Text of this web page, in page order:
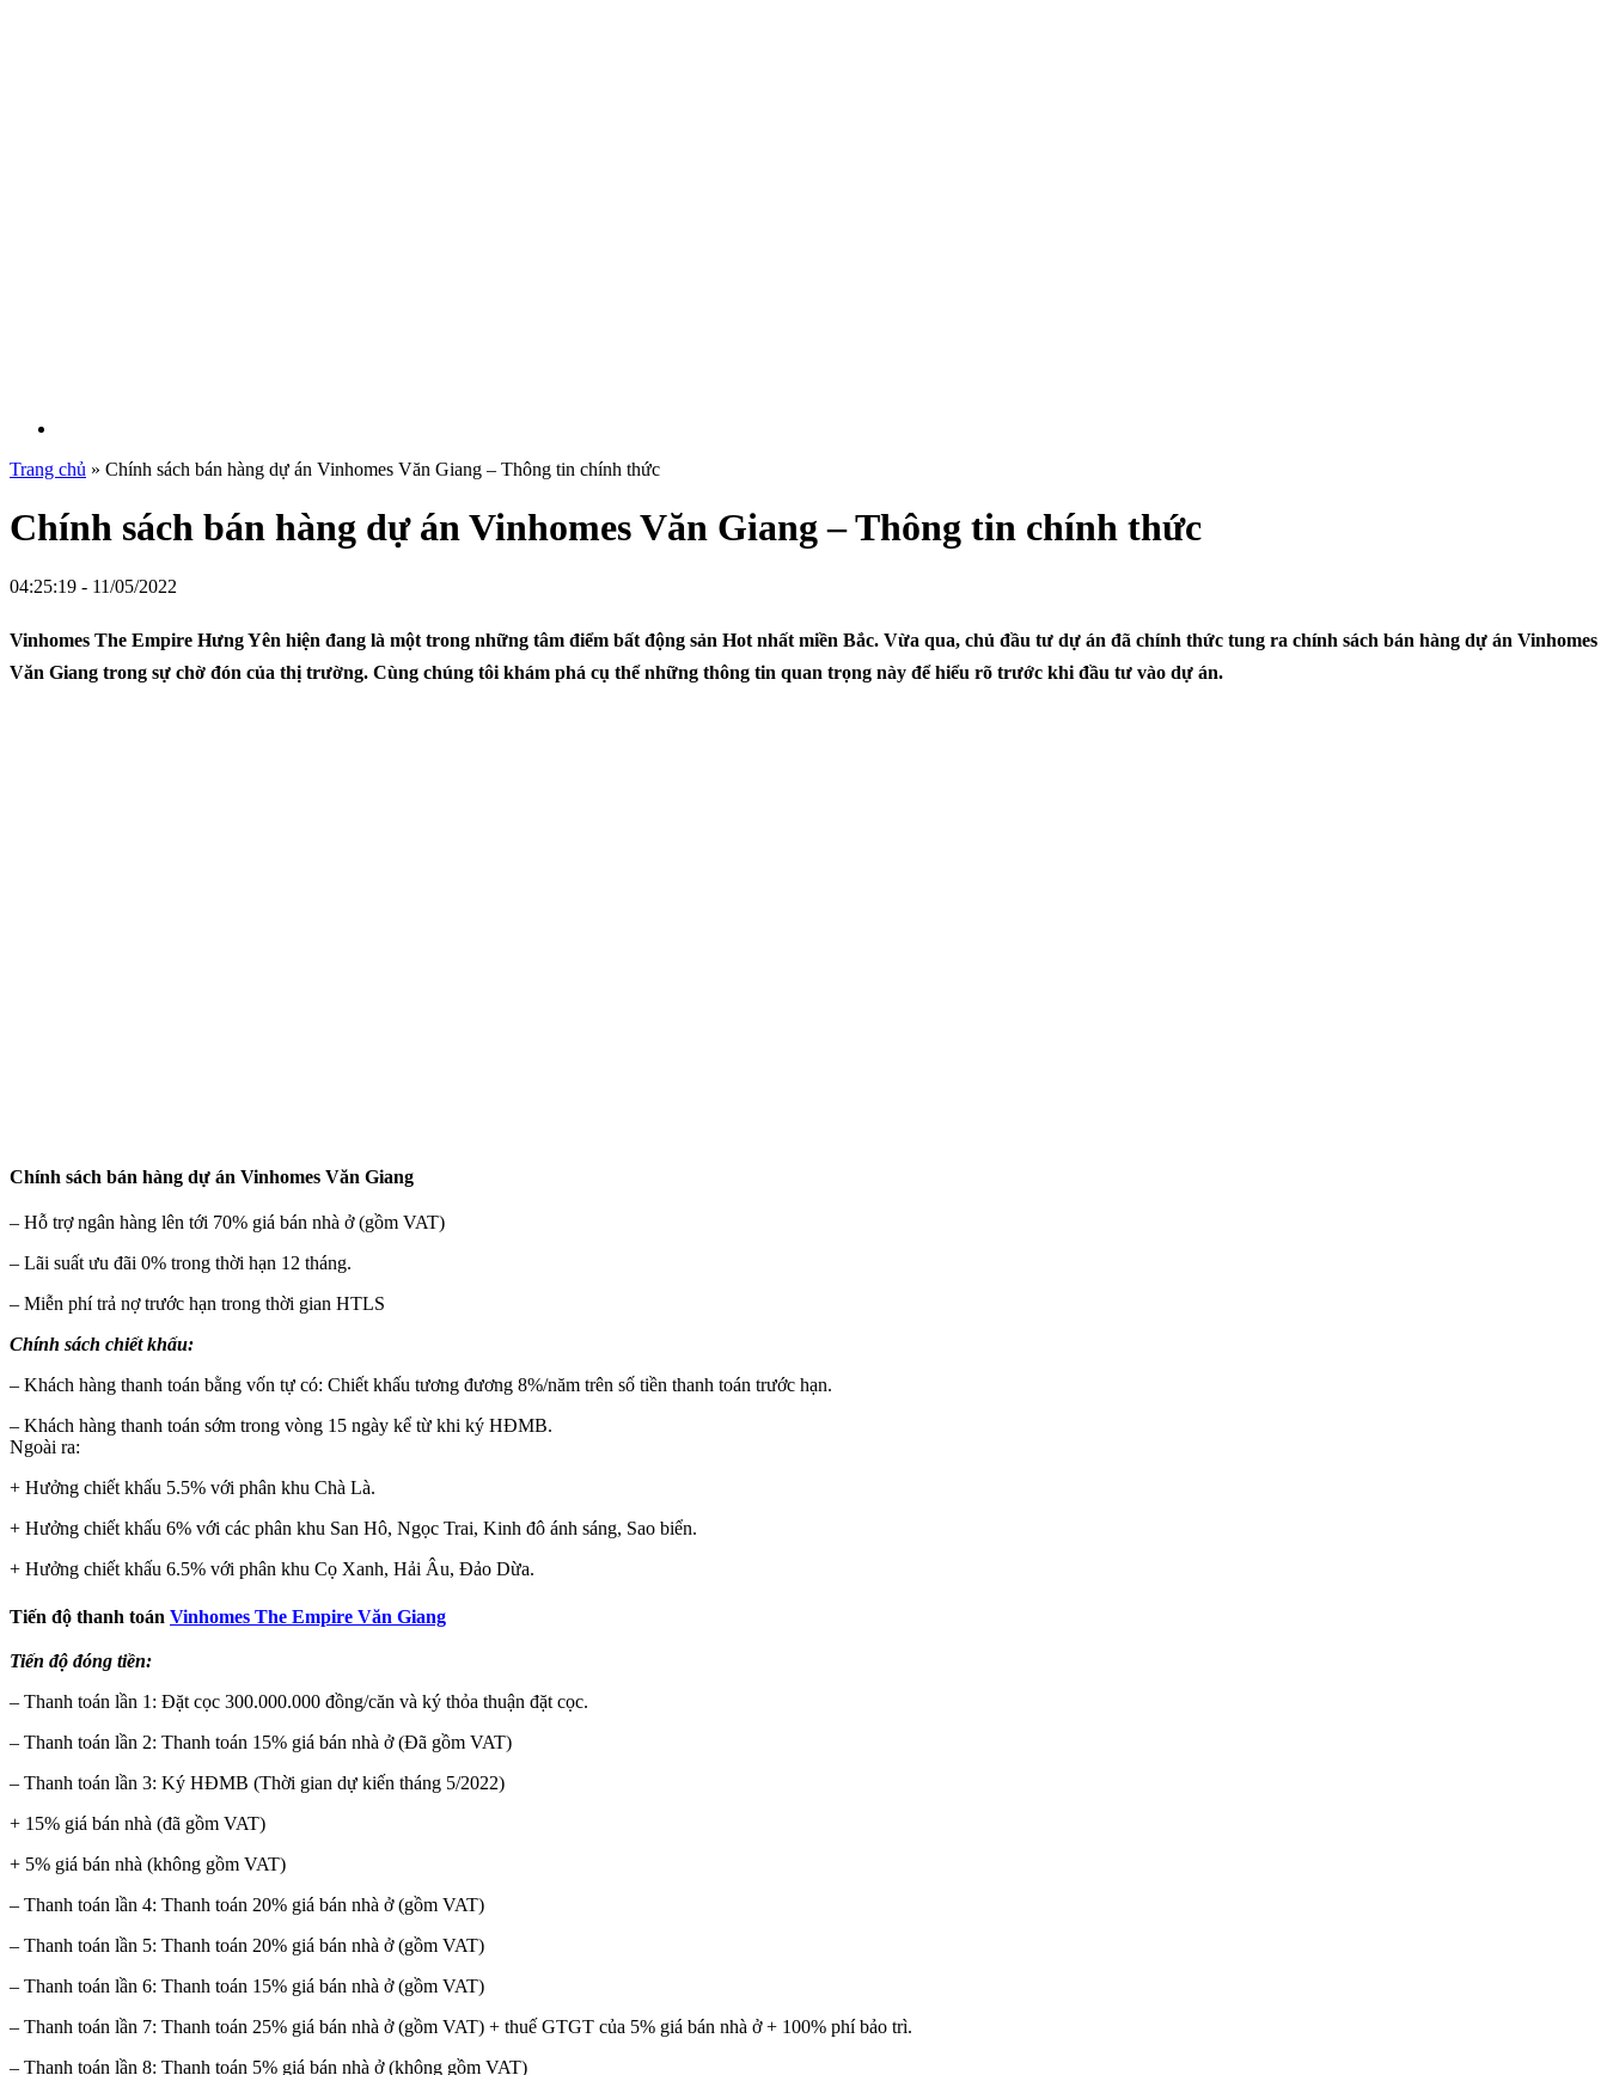
Trang chủ » Chính sách bán hàng dự án Vinhomes Văn Giang – Thông tin chính thức
Chính sách bán hàng dự án Vinhomes Văn Giang – Thông tin chính thức
04:25:19 - 11/05/2022
Vinhomes The Empire Hưng Yên hiện đang là một trong những tâm điểm bất động sản Hot nhất miền Bắc. Vừa qua, chủ đầu tư dự án đã chính thức tung ra chính sách bán hàng dự án Vinhomes
Văn Giang trong sự chờ đón của thị trường. Cùng chúng tôi khám phá cụ thể những thông tin quan trọng này để hiểu rõ trước khi đầu tư vào dự án.
Chính sách bán hàng dự án Vinhomes Văn Giang
– Hỗ trợ ngân hàng lên tới 70% giá bán nhà ở (gồm VAT)
– Lãi suất ưu đãi 0% trong thời hạn 12 tháng.
– Miễn phí trả nợ trước hạn trong thời gian HTLS
Chính sách chiết khấu:
– Khách hàng thanh toán bằng vốn tự có: Chiết khấu tương đương 8%/năm trên số tiền thanh toán trước hạn.
– Khách hàng thanh toán sớm trong vòng 15 ngày kể từ khi ký HĐMB.
Ngoài ra:
+ Hưởng chiết khấu 5.5% với phân khu Chà Là.
+ Hưởng chiết khấu 6% với các phân khu San Hô, Ngọc Trai, Kinh đô ánh sáng, Sao biển.
+ Hưởng chiết khấu 6.5% với phân khu Cọ Xanh, Hải Âu, Đảo Dừa.
Tiến độ thanh toán Vinhomes The Empire Văn Giang
Tiến độ đóng tiền:
– Thanh toán lần 1: Đặt cọc 300.000.000 đồng/căn và ký thỏa thuận đặt cọc.
– Thanh toán lần 2: Thanh toán 15% giá bán nhà ở (Đã gồm VAT)
– Thanh toán lần 3: Ký HĐMB (Thời gian dự kiến tháng 5/2022)
+ 15% giá bán nhà (đã gồm VAT)
+ 5% giá bán nhà (không gồm VAT)
– Thanh toán lần 4: Thanh toán 20% giá bán nhà ở (gồm VAT)
– Thanh toán lần 5: Thanh toán 20% giá bán nhà ở (gồm VAT)
– Thanh toán lần 6: Thanh toán 15% giá bán nhà ở (gồm VAT)
– Thanh toán lần 7: Thanh toán 25% giá bán nhà ở (gồm VAT) + thuế GTGT của 5% giá bán nhà ở + 100% phí bảo trì.
– Thanh toán lần 8: Thanh toán 5% giá bán nhà ở (không gồm VAT)